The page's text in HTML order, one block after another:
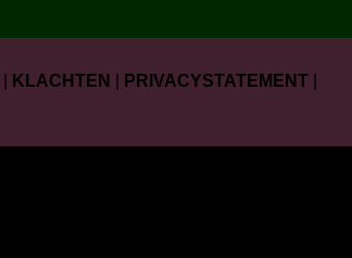
KLACHTEN PRIVACYSTATEMENT